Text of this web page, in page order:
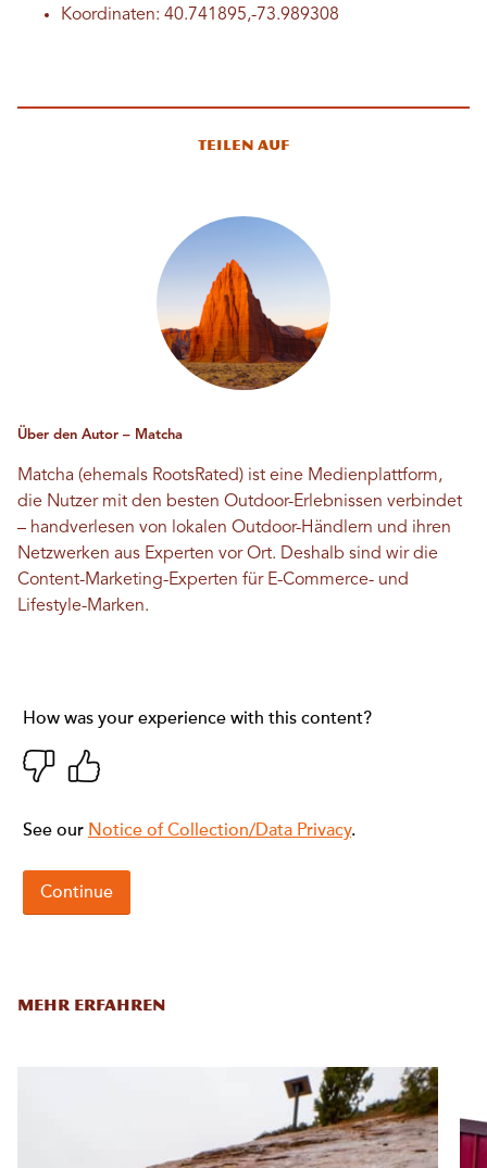
Koordinaten: 40.741895,-73.989308
Teilen auf
Über den Autor – Matcha
Matcha (ehemals RootsRated) ist eine Medienplattform,
die Nutzer mit den besten Outdoor-Erlebnissen verbindet
– handverlesen von lokalen Outdoor-Händlern und ihren
Netzwerken aus Experten vor Ort. Deshalb sind wir die
Content-Marketing-Experten für E-Commerce- und
Lifestyle-Marken.
MEHR ERFAHREN